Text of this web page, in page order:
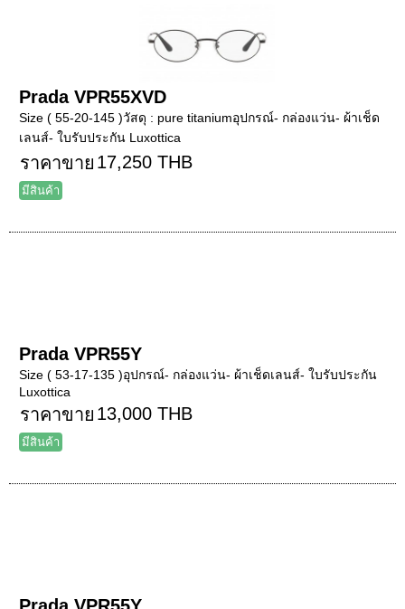
Prada VPR55XVD
Size ( 55-20-145 )วัสดุ : pure titaniumอุปกรณ์- กล่องแว่น- ผ้าเช็ด
เลนส์- ใบรับประกัน Luxottica
ราคาขาย 17,250 THB
มีสินค้า
Prada VPR55Y
Size ( 53-17-135 )อุปกรณ์- กล่องแว่น- ผ้าเช็ดเลนส์- ใบรับประกัน
Luxottica
ราคาขาย 13,000 THB
มีสินค้า